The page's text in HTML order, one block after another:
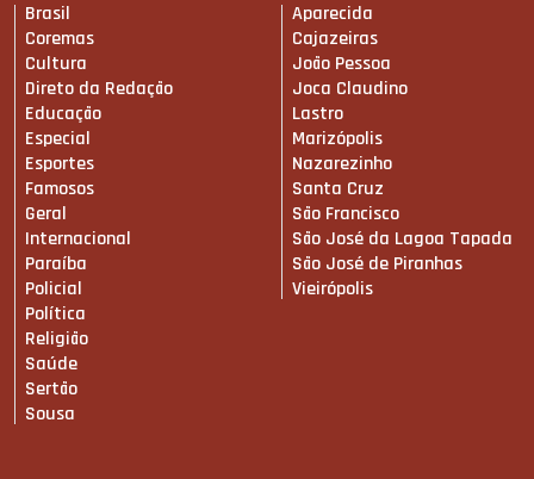
Brasil
Coremas
Cultura
Direto da Redação
Educação
Especial
Esportes
Famosos
Geral
Internacional
Paraíba
Policial
Política
Religião
Saúde
Sertão
Sousa
Aparecida
Cajazeiras
João Pessoa
Joca Claudino
Lastro
Marizópolis
Nazarezinho
Santa Cruz
São Francisco
São José da Lagoa Tapada
São José de Piranhas
Vieirópolis